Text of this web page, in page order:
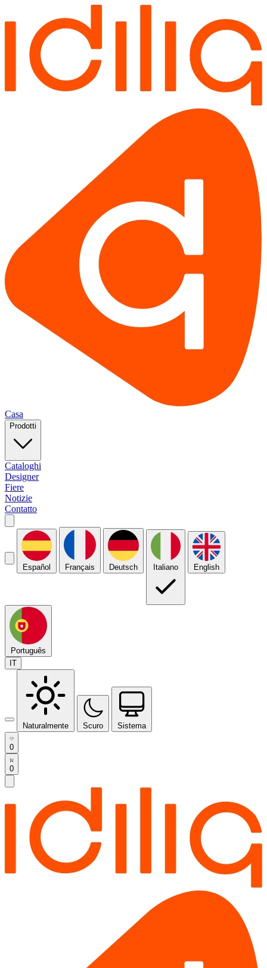
Casa
Prodotti
Cataloghi
Designer
Fiere
Notizie
Contatto
Español Français Deutsch Italiano English
Português
IT
Naturalmente Scuro Sistema
0
0